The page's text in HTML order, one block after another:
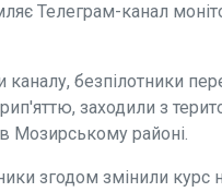
Телеграм-канал
каналу, безпілотники
заходили з
Мозирському районі.
згодом змінили курс